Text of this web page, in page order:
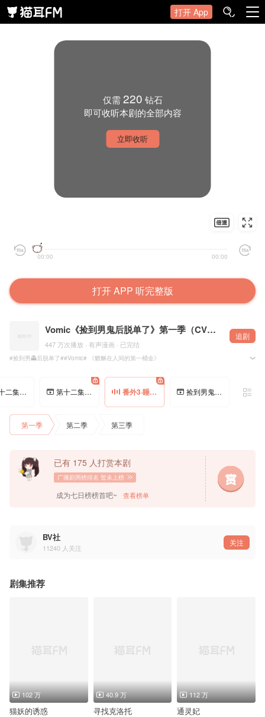
打开 App
仅需 220 钻石
即可收听本剧的全部内容
立即收听
00:00 00:00
打开 APP 听完整版
Vomic《捡到男鬼后脱单了》第一季（CV：赵毅、林予曦、吴晛、刘明月等）
447 万次播放 · 有声漫画 · 已完结
追剧
#捡到男👻后脱单了##Vomic# 《貔貅在人间的第一桶金》
@哔哩哔哩漫画 出品、@BV社 策划、 @白梦社 作品、@一麻袋小猫漫画工作室 承制，@九
貔貅饭馆股东：丁黎 张茜 波仔 Jimmy Charles
漫画编辑：菌
内容监制：@夏路路2020 @风熏林
运营支持：流英、少成
◆配音组◆
配音导演：彭尧@彭尧-三途彼岸
制片监制：生姜烧
配音统筹：子木@子木木木木_
参与录音：（排名不分先后）
魏一凡、宗天泽、邓宥希、言浩、龚玺 、空灵薇薇、唐嶷
制作导演：温酒
剧本改编：素以初
第十二集预告·扫码投票SCAN ME! 第十二集·渡了阳气我还凉快吗 番外3·睡前故事 捡到男鬼后录了个FT~
第一季 第二季 第三季
已有 175 人打赏本剧
广播剧周榜排名 暂未上榜
成为七日榜榜首吧~ 查看榜单
BV社
11240 人关注
关注
剧集推荐
102 万
猫妖的诱惑
40.9 万
寻找克洛托
112 万
通灵妃